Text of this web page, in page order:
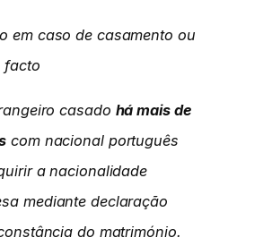
em caso de casamento ou
facto
casado há mais de
com nacional português
a nacionalidade
mediante declaração
do matrimónio.